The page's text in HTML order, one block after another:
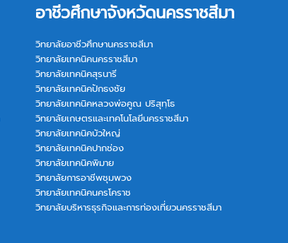
อาชีวศึกษาจังหวัดนครราชสีมา
วิทยาลัยอาชีวศึกษานครราชสีมา
วิทยาลัยเทคนิคนครราชสีมา
วิทยาลัยเทคนิคสุรนารี
วิทยาลัยเทคนิคปักธงชัย
วิทยาลัยเทคนิคหลวงพ่อคูณ ปริสุทฺโธ
วิทยาลัยเกษตรและเทคโนโลยีนครราชสีมา
วิทยาลัยเทคนิคบัวใหญ่
วิทยาลัยเทคนิคปากช่อง
วิทยาลัยเทคนิคพิมาย
วิทยาลัยการอาชีพชุมพวง
วิทยาลัยเทคนิคนครโคราช
วิทยาลัยบริหารธุรกิจและการท่องเที่ยวนครราชสีมา